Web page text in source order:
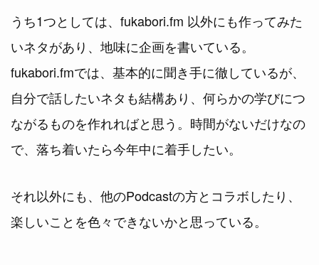
うち1つとしては、fukabori.fm 以外にも作ってみた
いネタがあり、地味に企画を書いている。
fukabori.fmでは、基本的に聞き手に徹しているが、
自分で話したいネタも結構あり、何らかの学びにつ
ながるものを作れればと思う。時間がないだけなの
で、落ち着いたら今年中に着手したい。
それ以外にも、他のPodcastの方とコラボしたり、
楽しいことを色々できないかと思っている。